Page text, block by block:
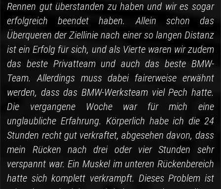
Rennen gut überstanden zu haben und wir es sogar
erfolgreich beendet haben. Allein schon das
Überqueren der Ziellinie nach einer so langen Distanz
ist ein Erfolg für sich, und als Vierte waren wir zudem
das beste Privatteam und auch das beste BMW-
Team. Allerdings muss dabei fairerweise erwähnt
werden, dass das BMW-Werksteam viel Pech hatte.
Die vergangene Woche war für mich eine
unglaubliche Erfahrung. Körperlich habe ich die 24
Stunden recht gut verkraftet, abgesehen davon, dass
mein Rücken nach drei oder vier Stunden sehr
verspannt war. Ein Muskel im unteren Rückenbereich
hatte sich komplett verkrampft. Dieses Problem ist